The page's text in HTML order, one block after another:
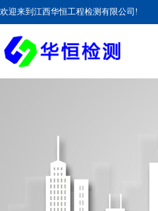
欢迎来到江西华恒工程检测有限公司!